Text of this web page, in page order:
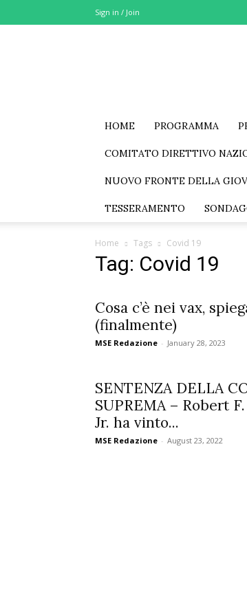
Sign in / Join
HOME PROGRAMMA
COMITATO DIRETTIVO
NUOVO FRONTE DELLA
TESSERAMENTO
Home Tags Covid 19
Tag: Covid 19
Cosa c’è nei vax,
(finalmente)
MSE Redazione - January 28, 2023
SENTENZA DELLA
SUPREMA – Robert
Jr. ha vinto...
MSE Redazione - August 23, 2022